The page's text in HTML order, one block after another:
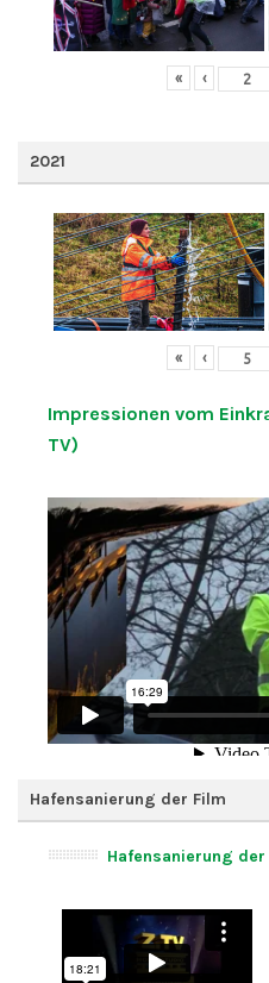
« ‹
2021
« ‹
Impressionen vom
TV)
Hafensanierung der Film
Hafensanierung